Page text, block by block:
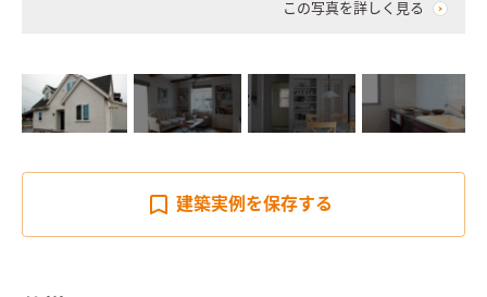
この写真を詳しく見る
建築実例を保存する